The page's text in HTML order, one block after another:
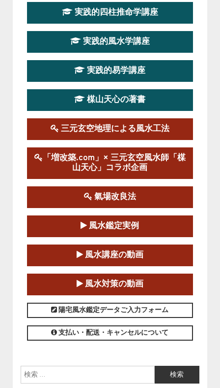
第１９期立命塾『実践的易学講座』
2026-08-22～2026-10-25
第19期立命塾実践的四柱推命学講座
2026-03-20～2026-07-19
第１９期立命塾実践的風水学講座
この講座の募集は終了しました。
陰宅三元玄空風水講座
2025-06-07～2025-06-08
この講座の募集は終了しました。
第１８期立命塾『実践的易学講座』
2025-06-21～2025-08-24
この講座の募集は終了しました。
第１８期立命塾「実践的四柱立命学（四
柱推命学）講座」
2025-01-11～2025-05-11
この講座の募集は終了しました。
実践的四柱推命学講座
実践的風水学講座
実践的易学講座
楳山天心の著書
三元玄空地理による風水工法
「増改築.com」× 三元玄空風水師「楳
山天心」コラボ企画
氣場改良法
風水鑑定実例
風水講座の動画
風水対策の動画
陽宅風水鑑定データご入力フォーム
支払い・配送・キャンセルについて
検索: